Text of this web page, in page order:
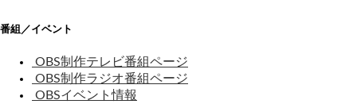
番組／イベント
OBS制作テレビ番組ページ
OBS制作ラジオ番組ページ
OBSイベント情報